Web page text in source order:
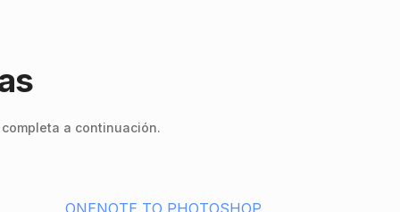
a continuación.
ONENOTE TO PHOTOSHOP